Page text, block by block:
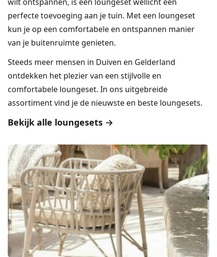
perfecte toevoeging aan je tuin. Met een loungeset
kun je op een comfortabele en ontspannen manier
van je buitenruimte genieten.
Steeds meer mensen in Duiven en Gelderland
ontdekken het plezier van een stijlvolle en
comfortabele loungeset. In ons uitgebreide
assortiment vind je de nieuwste en beste loungesets.
Bekijk alle loungesets →